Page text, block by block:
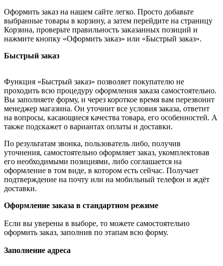
Оформить заказ на нашем сайте легко. Просто добавьте
выбранные товары в корзину, а затем перейдите на страницу
Корзина, проверьте правильность заказанных позиций и
нажмите кнопку «Оформить заказ» или «Быстрый заказ».
Быстрый заказ
Функция «Быстрый заказ» позволяет покупателю не
проходить всю процедуру оформления заказа самостоятельно.
Вы заполняете форму, и через короткое время вам перезвонит
менеджер магазина. Он уточнит все условия заказа, ответит
на вопросы, касающиеся качества товара, его особенностей. А
также подскажет о вариантах оплаты и доставки.
По результатам звонка, пользователь либо, получив
уточнения, самостоятельно оформляет заказ, укомплектовав
его необходимыми позициями, либо соглашается на
оформление в том виде, в котором есть сейчас. Получает
подтверждение на почту или на мобильный телефон и ждёт
доставки.
Оформление заказа в стандартном режиме
Если вы уверены в выборе, то можете самостоятельно
оформить заказ, заполнив по этапам всю форму.
Заполнение адреса